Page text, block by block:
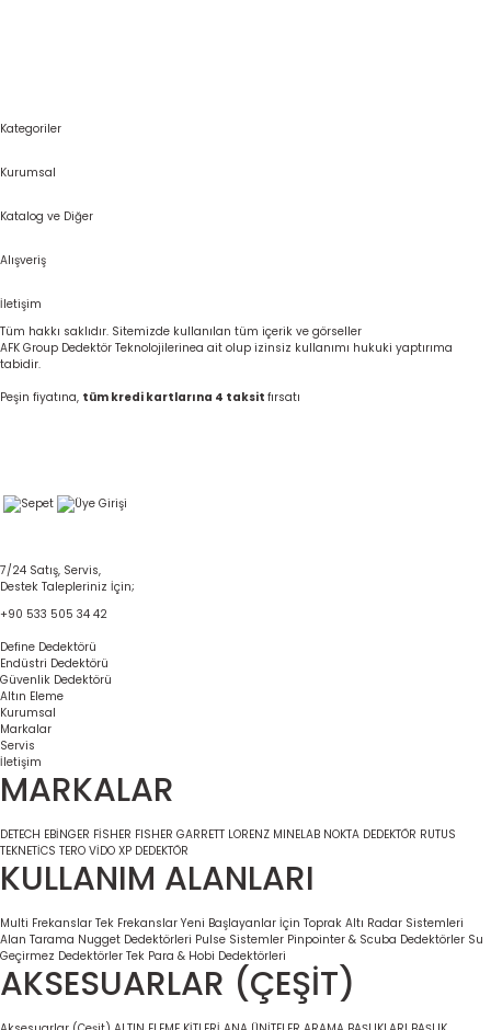
Kategoriler
Kurumsal
Katalog ve Diğer
Alışveriş
İletişim
Tüm hakkı saklıdır. Sitemizde kullanılan tüm içerik ve görseller
AFK Group Dedektör Teknolojilerinea ait olup izinsiz kullanımı hukuki yaptırıma
tabidir.
Peşin fiyatına, tüm kredi kartlarına 4 taksit fırsatı
7/24 Satış, Servis,
Destek Talepleriniz İçin;
+90 533 505 34 42
Define Dedektörü
Endüstri Dedektörü
Güvenlik Dedektörü
Altın Eleme
Kurumsal
Markalar
Servis
İletişim
MARKALAR
DETECH EBİNGER FİSHER FISHER GARRETT LORENZ MINELAB NOKTA DEDEKTÖR RUTUS
TEKNETİCS TERO VİDO XP DEDEKTÖR
KULLANIM ALANLARI
Multi Frekanslar Tek Frekanslar Yeni Başlayanlar İçin Toprak Altı Radar Sistemleri
Alan Tarama Nugget Dedektörleri Pulse Sistemler Pinpointer & Scuba Dedektörler Su
Geçirmez Dedektörler Tek Para & Hobi Dedektörleri
AKSESUARLAR (ÇEŞİT)